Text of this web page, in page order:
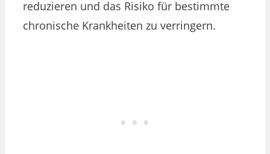
reduzieren und das Risiko für bestimmte
chronische Krankheiten zu verringern.